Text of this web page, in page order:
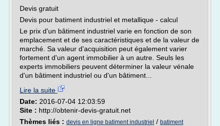
Devis gratuit
Devis pour batiment industriel et metallique - calcul
Le prix d'un bâtiment industriel varie en fonction de son
emplacement et de ses caractéristiques et de la valeur de
marché. Sa valeur d'acquisition peut également varier
fortement d'un agent immobilier à un autre. Seuls les
experts immobiliers peuvent déterminer la valeur vénale
d'un bâtiment industriel ou d'un bâtiment...
Lire la suite
Date: 2016-07-04 12:03:59
Site : http://obtenir-devis-gratuit.net
Thèmes liés : devis en ligne batiment industriel / batiment